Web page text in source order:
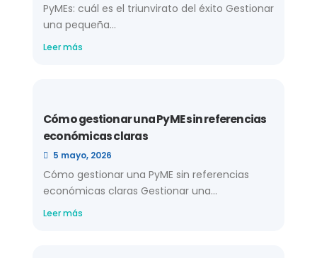
PyMEs: cuál es el triunvirato del éxito Gestionar
una pequeña...
Leer más
Cómo gestionar una PyME sin referencias
económicas claras
5 mayo, 2026
Cómo gestionar una PyME sin referencias
económicas claras Gestionar una...
Leer más